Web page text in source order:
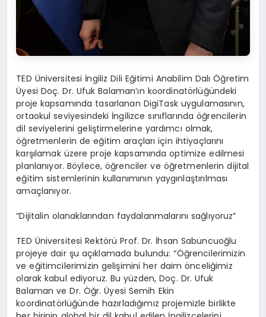
TED Üniversitesi İngiliz Dili Eğitimi Anabilim Dalı Öğretim
Üyesi Doç. Dr. Ufuk Balaman’ın koordinatörlüğündeki
proje kapsamında tasarlanan DigiTask uygulamasının,
ortaokul seviyesindeki İngilizce sınıflarında öğrencilerin
dil seviyelerini geliştirmelerine yardımcı olmak,
öğretmenlerin de eğitim araçları için ihtiyaçlarını
karşılamak üzere proje kapsamında optimize edilmesi
planlanıyor. Böylece, öğrenciler ve öğretmenlerin dijital
eğitim sistemlerinin kullanımının yaygınlaştırılması
amaçlanıyor.
“Dijitalin olanaklarından faydalanmalarını sağlıyoruz”
TED Üniversitesi Rektörü Prof. Dr. İhsan Sabuncuoğlu
projeye dair şu açıklamada bulundu: “Öğrencilerimizin
ve eğitimcilerimizin gelişimini her daim önceliğimiz
olarak kabul ediyoruz. Bu yüzden, Doç. Dr. Ufuk
Balaman ve Dr. Öğr. Üyesi Semih Ekin
koordinatörlüğünde hazırladığımız projemizle birlikte